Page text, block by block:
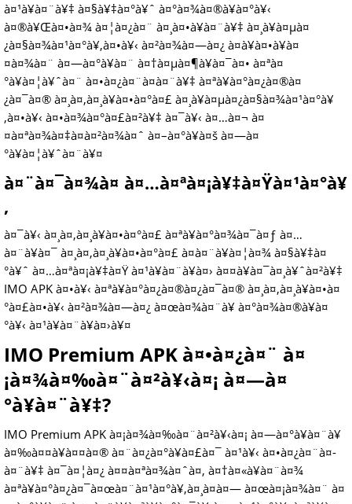
à¤¹à¥à¤¨à¥‡ à¤§à¥‡à¤°à¥ˆ à¤°à¤¾à¤®à¥à¤°à¥‹
à¤®à¥Œà¤•à¤¾ à¤¦à¤¿à¤¨ à¤¸à¤•à¥à¤¨à¥‡ à¤¸à¥à¤µà¤
¿à¤§à¤¾à¤¹à¤°à¥‚à¤•à¥‹ à¤²à¤¾à¤—à¤¿ à¤­à¥à¤•à¥à¤
¤à¤¾à¤¨ à¤—à¤°à¥à¤¨ à¤†à¤µà¤¶à¥à¤¯à¤• à¤ªà¤
°à¥à¤¦à¥ˆà¤¨ à¤•à¤¿à¤¨à¤­à¤¨à¥‡ à¤ªà¥à¤°à¤¿à¤®à¤
¿à¤¯à¤® à¤¸à¤‚à¤¸à¥à¤•à¤°à¤£ à¤¸à¥à¤µà¤¿à¤§à¤¾à¤¹à¤°à¥
‚à¤•à¥‹ à¤•à¤¾à¤°à¤£à¤²à¥‡ à¤¯à¥‹ à¤…à¤¬ à¤
¤à¤ªà¤¾à¤‡à¤à¤²à¤¾à¤ˆ à¤–à¤°à¥à¤š à¤—à¤
°à¥à¤¦à¥ˆà¤¨à¥¤
à¤¨à¤¯à¤¾à¤ à¤…à¤ªà¤¡à¥‡à¤Ÿà¤¹à¤°à¥
‚
à¤¯à¥‹ à¤¸à¤‚à¤¸à¥à¤•à¤°à¤£ à¤ªà¥à¤°à¤¾à¤¯à¤ƒ à¤…
à¤¨à¥à¤¯ à¤¸à¤‚à¤¸à¥à¤•à¤°à¤£ à¤­à¤¨à¥à¤¦à¤¾ à¤§à¥‡à¤
°à¥ˆ à¤…à¤ªà¤¡à¥‡à¤Ÿ à¤¹à¥à¤¨à¥à¤› à¤¤à¥à¤¯à¤¸à¥ˆà¤²à¥‡
IMO APK à¤•à¥‹ à¤ªà¥à¤°à¤¿à¤®à¤¿à¤¯à¤® à¤¸à¤‚à¤¸à¥à¤•à¤
°à¤£à¤•à¥‹ à¤²à¤¾à¤—à¤¿ à¤œà¤¾à¤¨à¥ à¤°à¤¾à¤®à¥à¤
°à¥‹ à¤¹à¥à¤¨à¥à¤›à¥¤
IMO Premium APK à¤•à¤¿à¤¨ à¤
¡à¤¾à¤‰à¤¨à¤²à¥‹à¤¡ à¤—à¤
°à¥à¤¨à¥‡?
IMO Premium APK à¤¡à¤¾à¤‰à¤¨à¤²à¥‹à¤¡ à¤—à¤°à¥à¤¨à¥
à¤‰à¤¤à¥à¤¤à¤® à¤¨à¤¿à¤°à¥à¤£à¤¯ à¤¹à¥‹ à¤•à¤¿à¤¨à¤­
à¤¨à¥‡ à¤¯à¤¦à¤¿ à¤¤à¤ªà¤¾à¤ˆà¤‚ à¤†à¤«à¥à¤¨à¤¾
à¤ªà¥à¤°à¤¿à¤¯à¤œà¤¨à¤¹à¤°à¥‚à¤¸à¤à¤— à¤œà¤¡à¤¾à¤¨ à¤